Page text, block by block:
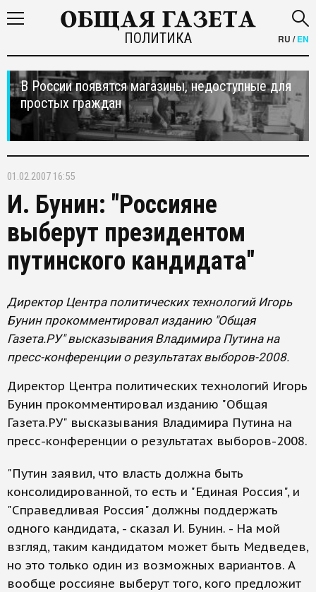
ПОЛИТИКА RU /EN
В России появятся магазины, недоступные для
простых граждан
01.02.2007 16:55
И. Бунин: "Россияне
выберут президентом
путинского кандидата"
Директор Центра политических технологий Игорь
Бунин прокомментировал изданию "Общая
Газета.РУ" высказывания Владимира Путина на
пресс-конференции о результатах выборов-2008.
Директор Центра политических технологий Игорь
Бунин прокомментировал изданию "Общая
Газета.РУ" высказывания Владимира Путина на
пресс-конференции о результатах выборов-2008.
"Путин заявил, что власть должна быть
консолидированной, то есть и "Единая Россия", и
"Справедливая Россия" должны поддержать
одного кандидата, - сказал И. Бунин. - На мой
взгляд, таким кандидатом может быть Медведев,
но это только один из возможных вариантов. А
вообще россияне выберут того, кого предложит